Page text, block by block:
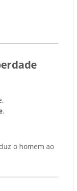
.
o homem ao